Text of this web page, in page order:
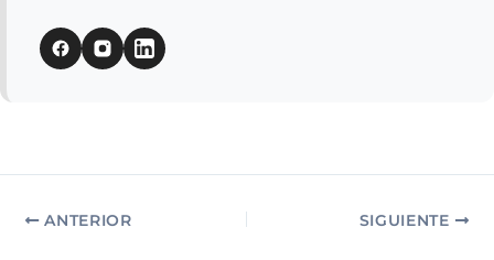
ANTERIOR SIGUIENTE